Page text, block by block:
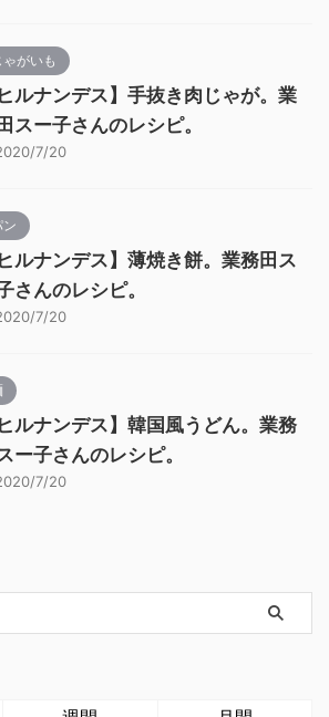
ゃがいも
ヒルナンデス】手抜き肉じゃが。業
スー子さんのレシピ。
7/20
ン
ヒルナンデス】薄焼き餅。業務田ス
さんのレシピ。
7/20
ヒルナンデス】韓国風うどん。業務
ー子さんのレシピ。
7/20